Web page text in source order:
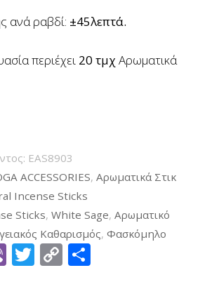
ανά ραβδί: ±45λεπτά.
περιέχει 20 τμχ Αρωματικά
EAS8903
ACCESSORIES, Αρωματικά Στικ
Incense Sticks
Sticks, White Sage, Αρωματικό
Καθαρισμός, Φασκόμηλο
ViberTwitter
Copy